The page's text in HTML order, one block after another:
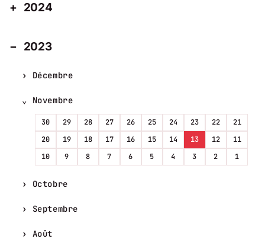
2024
2023
Décembre
Novembre
30 29 28 27 26 25 24 23 22
21
20
19 18 17 16 15 14 13 12
11
10
9 8 7 6 5 4 3 2 1
Octobre
Septembre
Août